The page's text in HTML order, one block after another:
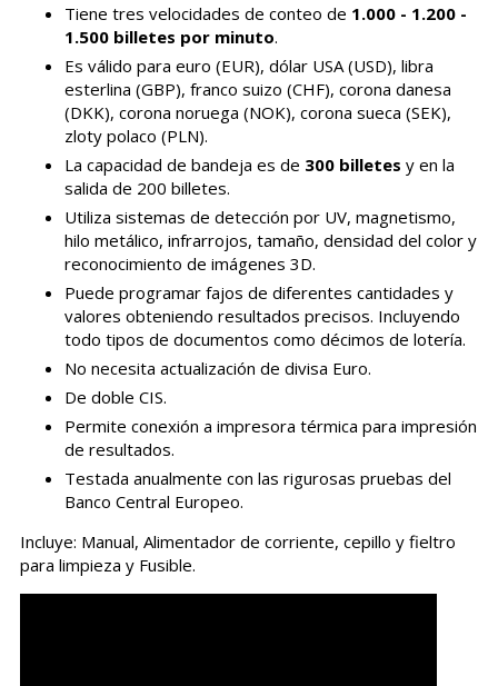
Tiene tres velocidades de conteo de 1.000 - 1.200 -
1.500 billetes por minuto.
Es válido para euro (EUR), dólar USA (USD), libra
esterlina (GBP), franco suizo (CHF), corona danesa
(DKK), corona noruega (NOK), corona sueca (SEK),
zloty polaco (PLN).
La capacidad de bandeja es de 300 billetes y en la
salida de 200 billetes.
Utiliza sistemas de detección por UV, magnetismo,
hilo metálico, infrarrojos, tamaño, densidad del color y
reconocimiento de imágenes 3D.
Puede programar fajos de diferentes cantidades y
valores obteniendo resultados precisos. Incluyendo
todo tipos de documentos como décimos de lotería.
No necesita actualización de divisa Euro.
De doble CIS.
Permite conexión a impresora térmica para impresión
de resultados.
Testada anualmente con las rigurosas pruebas del
Banco Central Europeo.
Incluye: Manual, Alimentador de corriente, cepillo y fieltro
para limpieza y Fusible.